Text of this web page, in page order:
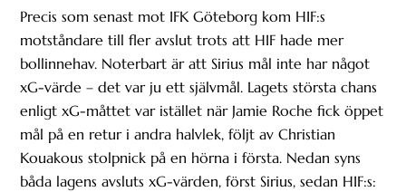
Precis som senast mot IFK Göteborg kom HIF:s
motståndare till fler avslut trots att HIF hade mer
bollinnehav. Noterbart är att Sirius mål inte har något
xG-värde – det var ju ett självmål. Lagets största chans
enligt xG-måttet var istället när Jamie Roche fick öppet
mål på en retur i andra halvlek, följt av Christian
Kouakous stolpnick på en hörna i första. Nedan syns
båda lagens avsluts xG-värden, först Sirius, sedan HIF:s: